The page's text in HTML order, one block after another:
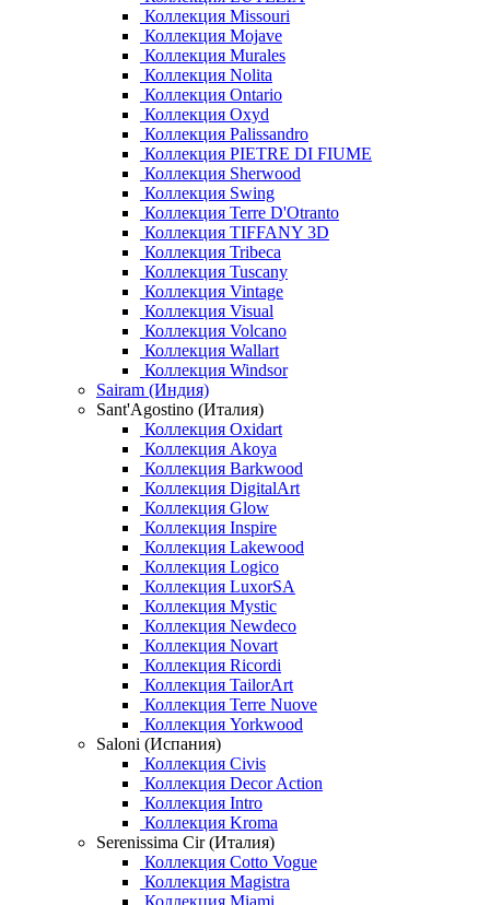
Коллекция Missouri
Коллекция Mojave
Коллекция Murales
Коллекция Nolita
Коллекция Ontario
Коллекция Oxyd
Коллекция Palissandro
Коллекция PIETRE DI FIUME
Коллекция Sherwood
Коллекция Swing
Коллекция Terre D'Otranto
Коллекция TIFFANY 3D
Коллекция Tribeca
Коллекция Tuscany
Коллекция Vintage
Коллекция Visual
Коллекция Volcano
Коллекция Wallart
Коллекция Windsor
Sairam (Индия)
Sant'Agostino (Италия)
Коллекция Oxidart
Коллекция Akoya
Коллекция Barkwood
Коллекция DigitalArt
Коллекция Glow
Коллекция Inspire
Коллекция Lakewood
Коллекция Logico
Коллекция LuxorSA
Коллекция Mystic
Коллекция Newdeco
Коллекция Novart
Коллекция Ricordi
Коллекция TailorArt
Коллекция Terre Nuove
Коллекция Yorkwood
Saloni (Испания)
Коллекция Civis
Коллекция Decor Action
Коллекция Intro
Коллекция Kroma
Serenissima Cir (Италия)
Коллекция Cotto Vogue
Коллекция Magistra
Коллекция Miami